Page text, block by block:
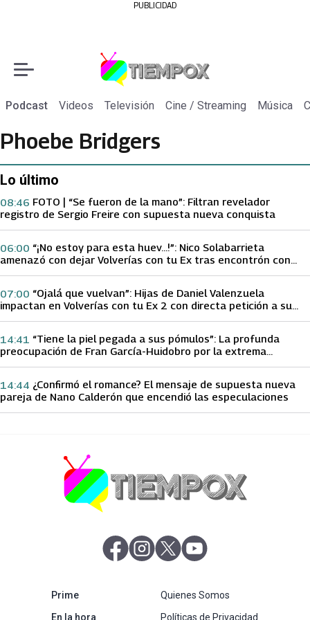
PUBLICIDAD
Podcast Videos Televisión Cine / Streaming Música
Phoebe Bridgers
Lo último
FOTO | “Se fueron de la mano”: Filtran revelador
registro de Sergio Freire con supuesta nueva conquista
08:46
“¡No estoy para esta huev…!”: Nico Solabarrieta
amenazó con dejar Volverías con tu Ex tras encontrón con
06:00
“Ojalá que vuelvan”: Hijas de Daniel Valenzuela
impactan en Volverías con tu Ex 2 con directa petición a su
07:00
“Tiene la piel pegada a sus pómulos”: La profunda
preocupación de Fran García-Huidobro por la extrema
14:41
¿Confirmó el romance? El mensaje de supuesta nueva
pareja de Nano Calderón que encendió las especulaciones
14:44
abre en nueva pestaña
abre en nueva pestaña
abre en nueva pestaña
Primeabre en nueva pestaña
En la horaabre en nueva pestaña
Quienes Somos
Políticas de Privacidad